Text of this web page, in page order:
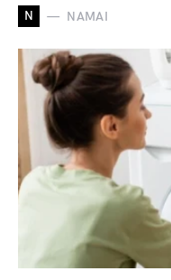
N NAMAI